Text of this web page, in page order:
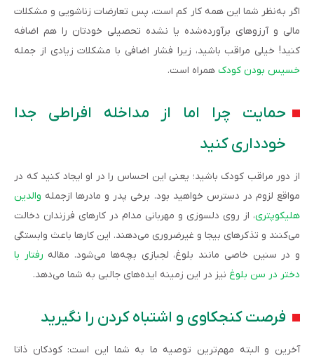
اگر به‌نظر شما این‌ همه کار کم است، پس تعارضات زناشویی و مشکلات
مالی و آرزوهای برآورده‌شده یا نشده تحصیلی خودتان را هم اضافه
کنید! خیلی مراقب باشید، زیرا فشار اضافی با مشکلات زیادی از جمله
خسیس بودن کودک همراه است.
حمایت چرا اما از مداخله افراطی جدا
خودداری کنید
از دور مراقب کودک باشید؛ یعنی این احساس را در او ایجاد کنید که در
مواقع لزوم در دسترس خواهید بود. برخی پدر و مادرها ازجمله والدین
هلیکوپتری، از روی دلسوزی و مهربانی مدام در کارهای فرزندان دخالت
می‌کنند و تذکرهای بیجا و غیرضروری می‌دهند. این‌ کارها باعث وابستگی
و در سنین خاصی مانند بلوغ، لجبازی بچه‌ها می‌شود. مقاله رفتار با
دختر در سن بلوغ نیز در این زمینه ایده‌های جالبی به شما می‌دهد.
فرصت کنجکاوی و اشتباه کردن را نگیرید
آخرین و البته مهم‌ترین توصیه ما به شما این است: کودکان ذاتا